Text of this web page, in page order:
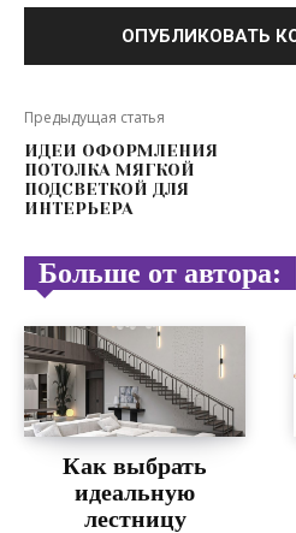
Предыдущая статья
ИДЕИ ОФОРМЛЕНИЯ
ПОТОЛКА МЯГКОЙ
ПОДСВЕТКОЙ ДЛЯ
ИНТЕРЬЕРА
Больше от автора:
Как выбрать
идеальную
лестницу